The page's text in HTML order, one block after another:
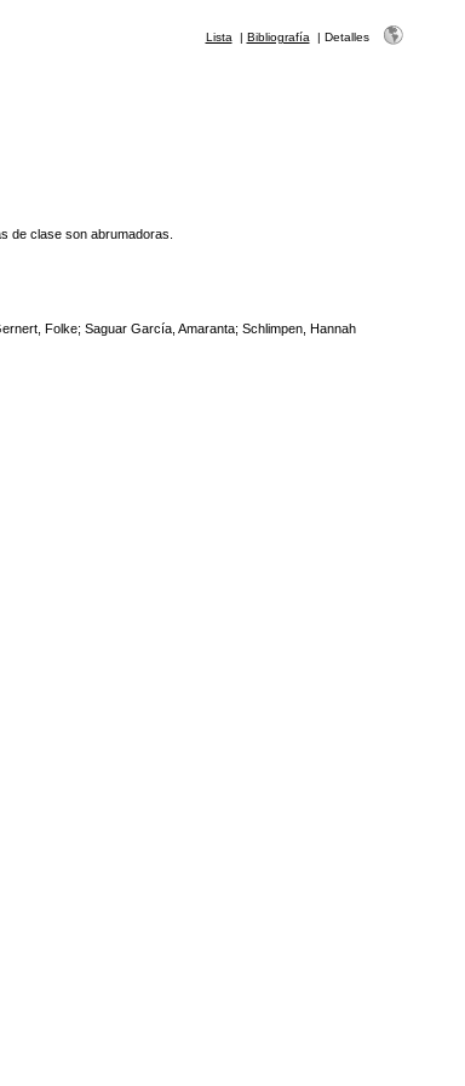
Lista | Bibliografía | Detalles
de clase son abrumadoras.
Folke; Saguar García, Amaranta; Schlimpen, Hannah